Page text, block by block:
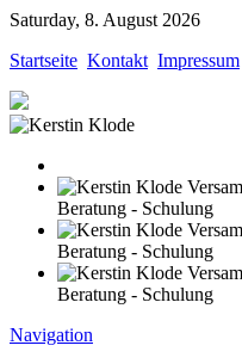
Saturday, 8. August 2026
Startseite Kontakt Impressum
Beratung - Schulung
Beratung - Schulung
Beratung - Schulung
Navigation